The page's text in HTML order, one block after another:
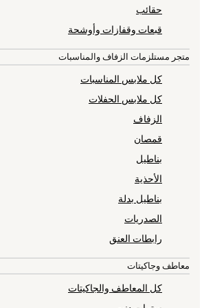
Raincoats
Shackets
Pyjamas & Underwear
Underwear
Pyjamas
Thermal
Robes
Slippers
Socks
All Tops
Long Sleeve
Short Sleeve
Plain T-Shirts
Formal Sets
Hoodie Sets
Tracksuits
حقائب
قبعات وقفازات وأوشحة
متجر مستلزمات الزفاف والمناسبات
كل ملابس المناسبات
كل ملابس الحفلات
الزفاف
قمصان
بناطيل
الأحذية
بناطيل بدلة
الصدريات
رابطات العنق
معاطف وجاكيتات
كل المعاطف والجاكيتات